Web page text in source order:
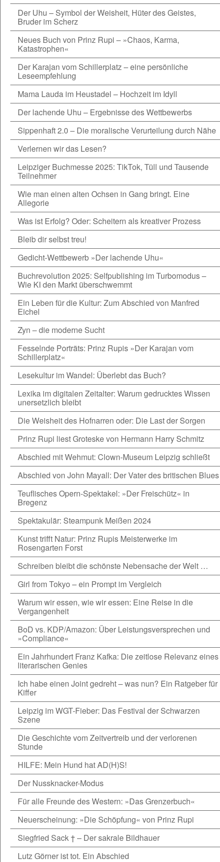
Der Uhu – Symbol der Weisheit, Hüter des Geistes,
Bruder im Scherz
Neues Buch von Prinz Rupi – »Chaos, Karma,
Katastrophen«
Der Karajan vom Schillerplatz – eine persönliche
Leseempfehlung
Mama Lauda im Heustadel – Hochzeit im Idyll
Der lachende Uhu – Ergebnisse des Wettbewerbs
Sippenhaft 2.0 – Die moralische Verurteilung durch Nähe
Verlernen wir das Lesen?
Leipziger Buchmesse 2025: TikTok, Tüll und Tausende
Teilnehmer
Wie man einen alten Ochsen in Gang bringt. Eine
Allegorie
Was ist Erfolg? Oder: Scheitern als kreativer Prozess
Bleib dir selbst treu!
Gedicht-Wettbewerb »Der lachende Uhu«
Buchrevolution 2025: Selfpublishing im Turbomodus –
Wie KI den Markt überschwemmt
Ein Leben für die Kultur: Zum Abschied von Manfred
Eichel
Zyn – die moderne Sucht
Fesselnde Porträts: Prinz Rupis »Der Karajan vom
Schillerplatz«
Lesekultur im Wandel: Überlebt das Buch?
Lexika im digitalen Zeitalter: Warum gedrucktes Wissen
unersetzlich bleibt
Die Weisheit des Hofnarren oder: Die Last der Sorgen
Prinz Rupi liest Groteske von Hermann Harry Schmitz
Abschied mit Wehmut: Clown-Museum Leipzig schließt
Abschied von John Mayall: Der Vater des britischen Blues
Teuflisches Opern-Spektakel: »Der Freischütz« in
Bregenz
Spektakulär: Steampunk Meißen 2024
Kunst trifft Natur: Prinz Rupis Meisterwerke im
Rosengarten Forst
Schreiben bleibt die schönste Nebensache der Welt …
Girl from Tokyo – ein Prompt im Vergleich
Warum wir essen, wie wir essen: Eine Reise in die
Vergangenheit
BoD vs. KDP/Amazon: Über Leistungsversprechen und
»Compliance«
Ein Jahrhundert Franz Kafka: Die zeitlose Relevanz eines
literarischen Genies
Ich habe einen Joint gedreht – was nun? Ein Ratgeber für
Kiffer
Leipzig im WGT-Fieber: Das Festival der Schwarzen
Szene
Die Geschichte vom Zeitvertreib und der verlorenen
Stunde
HILFE: Mein Hund hat AD(H)S!
Der Nussknacker-Modus
Für alle Freunde des Western: »Das Grenzerbuch«
Neuerscheinung: »Die Schöpfung« von Prinz Rupi
Siegfried Sack † – Der sakrale Bildhauer
Lutz Görner ist tot. Ein Abschied